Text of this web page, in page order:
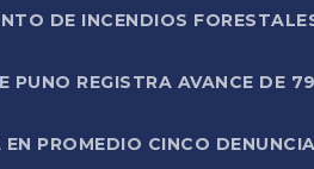
DE INCENDIOS
PUNO REGISTRA AVANCE DE
PROMEDIO CINCO